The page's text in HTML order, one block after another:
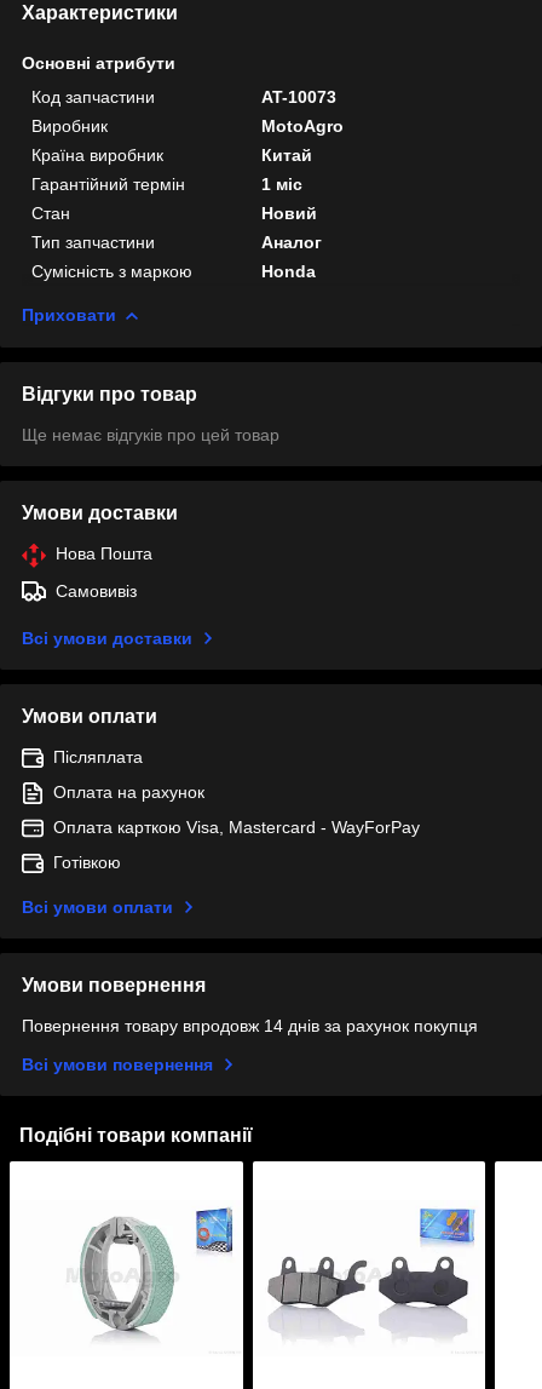
Характеристики
Основні атрибути
Код запчастини
AT-10073
Виробник
MotoAgro
Країна виробник
Китай
Гарантійний термін
1 міс
Стан
Новий
Тип запчастини
Аналог
Сумісність з маркою
Honda
Приховати
Відгуки про товар
Ще немає відгуків про цей товар
Умови доставки
Нова Пошта
Самовивіз
Всі умови доставки
Умови оплати
Післяплата
Оплата на рахунок
Оплата карткою Visa, Mastercard - WayForPay
Готівкою
Всі умови оплати
Умови повернення
Повернення товару впродовж 14 днів за рахунок покупця
Всі умови повернення
Подібні товари компанії